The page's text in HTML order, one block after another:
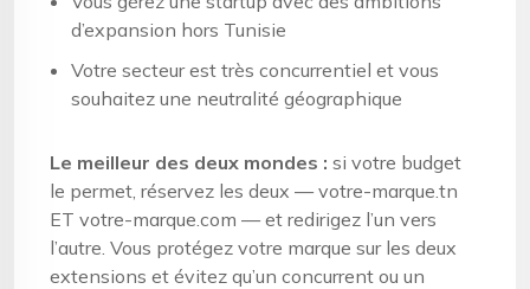
d’expansion hors Tunisie
Votre secteur est très concurrentiel et vous
souhaitez une neutralité géographique
Le meilleur des deux mondes : si votre budget
le permet, réservez les deux — votre-marque.tn
ET votre-marque.com — et redirigez l’un vers
l’autre. Vous protégez votre marque sur les deux
extensions et évitez qu’un concurrent ou un